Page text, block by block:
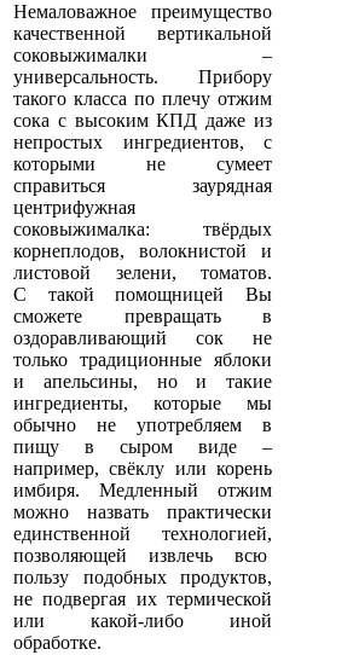
Немаловажное преимущество
качественной вертикальной
соковыжималки –
универсальность. Прибору
такого класса по плечу отжим
сока с высоким КПД даже из
непростых ингредиентов, с
которыми не сумеет
справиться заурядная
центрифужная
соковыжималка: твёрдых
корнеплодов, волокнистой и
листовой зелени, томатов.
С такой помощницей Вы
сможете превращать в
оздоравливающий сок не
только традиционные яблоки
и апельсины, но и такие
ингредиенты, которые мы
обычно не употребляем в
пищу в сыром виде –
например, свёклу или корень
имбиря. Медленный отжим
можно назвать практически
единственной технологией,
позволяющей извлечь всю
пользу подобных продуктов,
не подвергая их термической
или какой-либо иной
обработке.